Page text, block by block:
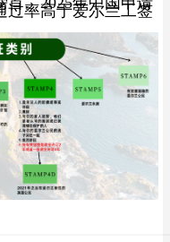
过率高于爱尔兰工签